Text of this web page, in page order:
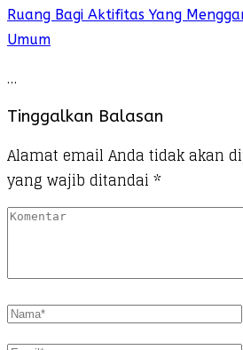
Ruang Bagi Aktifitas Yang
Umum
…
Tinggalkan Balasan
Alamat email Anda tidak akan
yang wajib ditandai *